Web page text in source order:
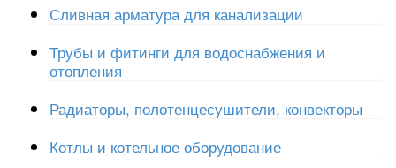
Все категории
дренаж
Водосливная
Сливная арматура для канализации
Трубы и фитинги для водоснабжения и
отопления
Радиаторы, полотенцесушители, конвекторы
Котлы и котельное оборудование